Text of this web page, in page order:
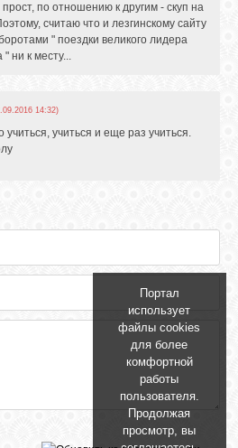
по отношению к другим - скуп на
считаю что и лезгинскому сайту
" поездки великого лидера
ни к месту...
14:32)
учиться, учиться и еще раз учиться.
Портал
использует
файлы cookies
для более
комфортной
работы
пользователя.
Продолжая
просмотр, вы